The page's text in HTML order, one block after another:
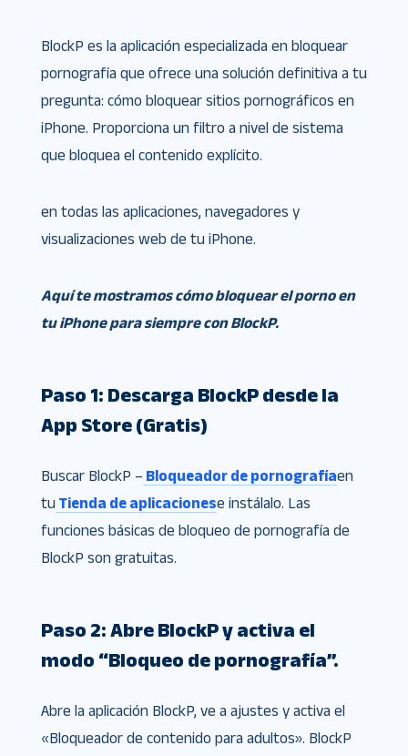
BlockP es la aplicación especializada en bloquear
pornografía que ofrece una solución definitiva a tu
pregunta: cómo bloquear sitios pornográficos en
iPhone. Proporciona un filtro a nivel de sistema
que bloquea el contenido explícito.
en todas las aplicaciones, navegadores y
visualizaciones web de tu iPhone.
Aquí te mostramos cómo bloquear el porno en
tu iPhone para siempre con BlockP.
Paso 1: Descarga BlockP desde la
App Store (Gratis)
Buscar BlockP – Bloqueador de pornografíaen
tu Tienda de aplicacionese instálalo. Las
funciones básicas de bloqueo de pornografía de
BlockP son gratuitas.
Paso 2: Abre BlockP y activa el
modo “Bloqueo de pornografía”.
Abre la aplicación BlockP, ve a ajustes y activa el
«Bloqueador de contenido para adultos». BlockP